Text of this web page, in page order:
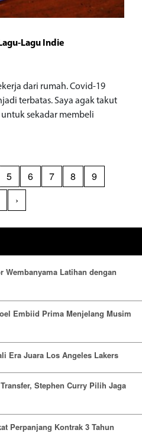
Lagu Indie
dari rumah. Covid-19
terbatas. Saya agak takut
sekadar membeli
5 6 7 8
9
›
Wembanyama Latihan dengan
Embiid Prima Menjelang Musim
Era Juara Los Angeles Lakers
Stephen Curry Pilih Jaga
Perpanjang Kontrak 3 Tahun